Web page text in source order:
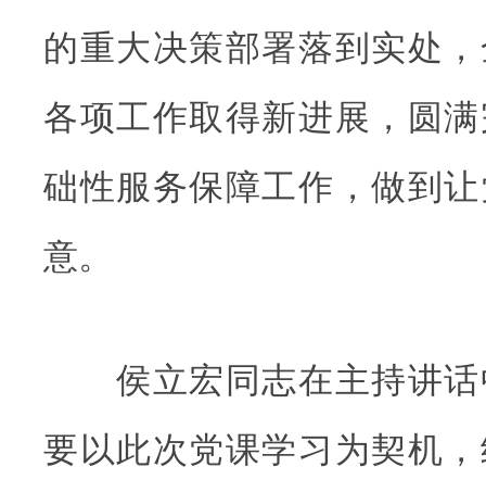
的重大决策部署落到实处
各项工作取得新进展，圆
础性服务保障工作，做到
意。
侯立宏同志在主持讲话
要以此次党课学习为契机